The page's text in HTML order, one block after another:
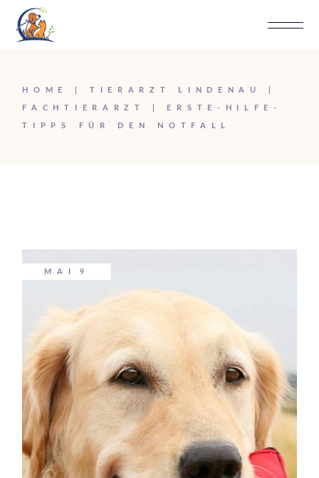
HOME TIERARZT LINDENAU
FACHTIERARZT ERSTE-HILFE-
TIPPS FÜR DEN NOTFALL
MAI 9